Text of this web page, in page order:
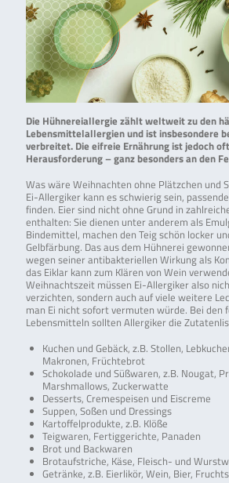
Die Hühnereiallergie zählt weltweit zu den
Lebensmittelallergien und ist insbesondere
verbreitet. Die eifreie Ernährung ist jedoch
Herausforderung – ganz besonders an den
Was wäre Weihnachten ohne Plätzchen und
Ei-Allergiker kann es schwierig sein,
finden. Eier sind nicht ohne Grund in
enthalten: Sie dienen unter anderem als
Bindemittel, machen den Teig schön locker
Gelbfärbung. Das aus dem Hühnerei
wegen seiner antibakteriellen Wirkung als
das Eiklar kann zum Klären von Wein
Weihnachtszeit müssen Ei-Allergiker also
verzichten, sondern auch auf viele weitere
man Ei nicht sofort vermuten würde. Bei den
Lebensmitteln sollten Allergiker die
Kuchen und Gebäck, z.B. Stollen,
Makronen, Früchtebrot
Schokolade und Süßwaren, z.B. Nougat,
Marshmallows, Zuckerwatte
Desserts, Cremespeisen und Eiscreme
Suppen, Soßen und Dressings
Kartoffelprodukte, z.B. Klöße
Teigwaren, Fertiggerichte, Panaden
Brot und Backwaren
Brotaufstriche, Käse, Fleisch- und
Getränke, z.B. Eierlikör, Wein, Bier,